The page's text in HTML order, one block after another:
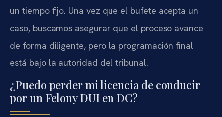
un tiempo fijo. Una vez que el bufete acepta un
caso, buscamos asegurar que el proceso avance
de forma diligente, pero la programación final
está bajo la autoridad del tribunal.
¿Puedo perder mi licencia de conducir
por un Felony DUI en DC?